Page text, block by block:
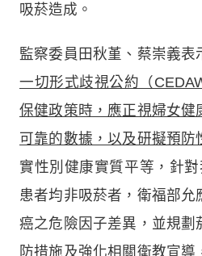
吸菸造成。
監察委員田秋堇、蔡崇義表
一切形式歧視公約（
保健政策時，應正視婦女健
可靠的數據，以及研擬預防
實性別健康實質平等，針
患者均非吸菸者，衛福部
癌之危險因子差異，並規劃
防措施及強化相關衛教宣